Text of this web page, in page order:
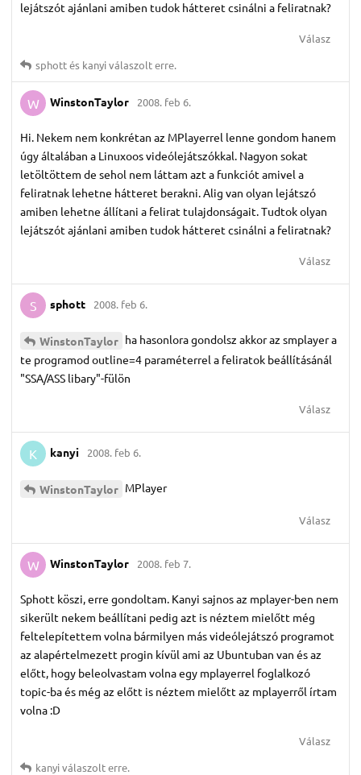
lejátszót ajánlani amiben tudok hátteret csinálni a feliratnak?
Válasz
sphottés kanyiválaszolt erre.
W WinstonTaylor 2008. feb 6.
Hi. Nekem nem konkrétan az MPlayerrel lenne gondom hanem
úgy általában a Linuxoos videólejátszókkal. Nagyon sokat
letöltöttem de sehol nem láttam azt a funkciót amivel a
feliratnak lehetne hátteret berakni. Alig van olyan lejátszó
amiben lehetne állítani a felirat tulajdonságait. Tudtok olyan
lejátszót ajánlani amiben tudok hátteret csinálni a feliratnak?
Válasz
S sphott 2008. feb 6.
WinstonTaylor ha hasonlora gondolsz akkor az smplayer a
te programod outline=4 paraméterrel a feliratok beállításánál
"SSA/ASS libary"-fülön
Válasz
K kanyi 2008. feb 6.
WinstonTaylor MPlayer
Válasz
W WinstonTaylor 2008. feb 7.
Sphott köszi, erre gondoltam. Kanyi sajnos az mplayer-ben nem
sikerült nekem beállítani pedig azt is néztem mielőtt még
feltelepítettem volna bármilyen más videólejátszó programot
az alapértelmezett progin kívül ami az Ubuntuban van és az
előtt, hogy beleolvastam volna egy mplayerrel foglalkozó
topic-ba és még az előtt is néztem mielőtt az mplayerről írtam
volna :D
Válasz
kanyiválaszolt erre.